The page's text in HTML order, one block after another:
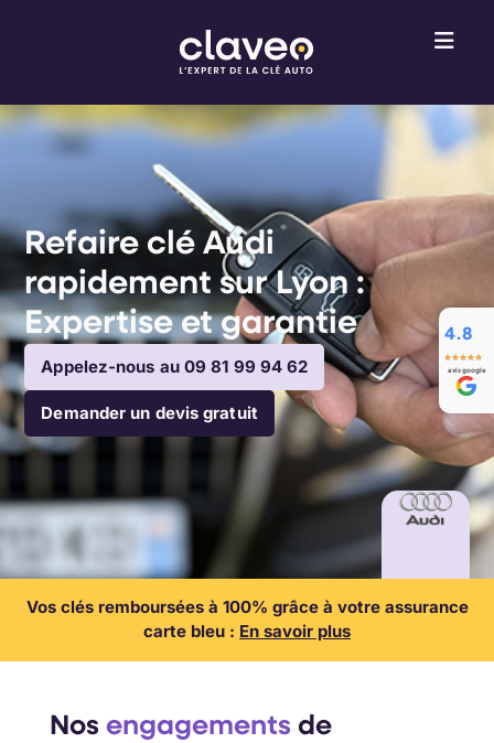
4.8
avis google
Refaire clé Audi
rapidement sur Lyon :
Expertise et garantie
Appelez-nous au 09 81 99 94 62
Demander un devis gratuit
Vos clés remboursées à 100% grâce à votre assurance
carte bleu : En savoir plus
Nos engagements de